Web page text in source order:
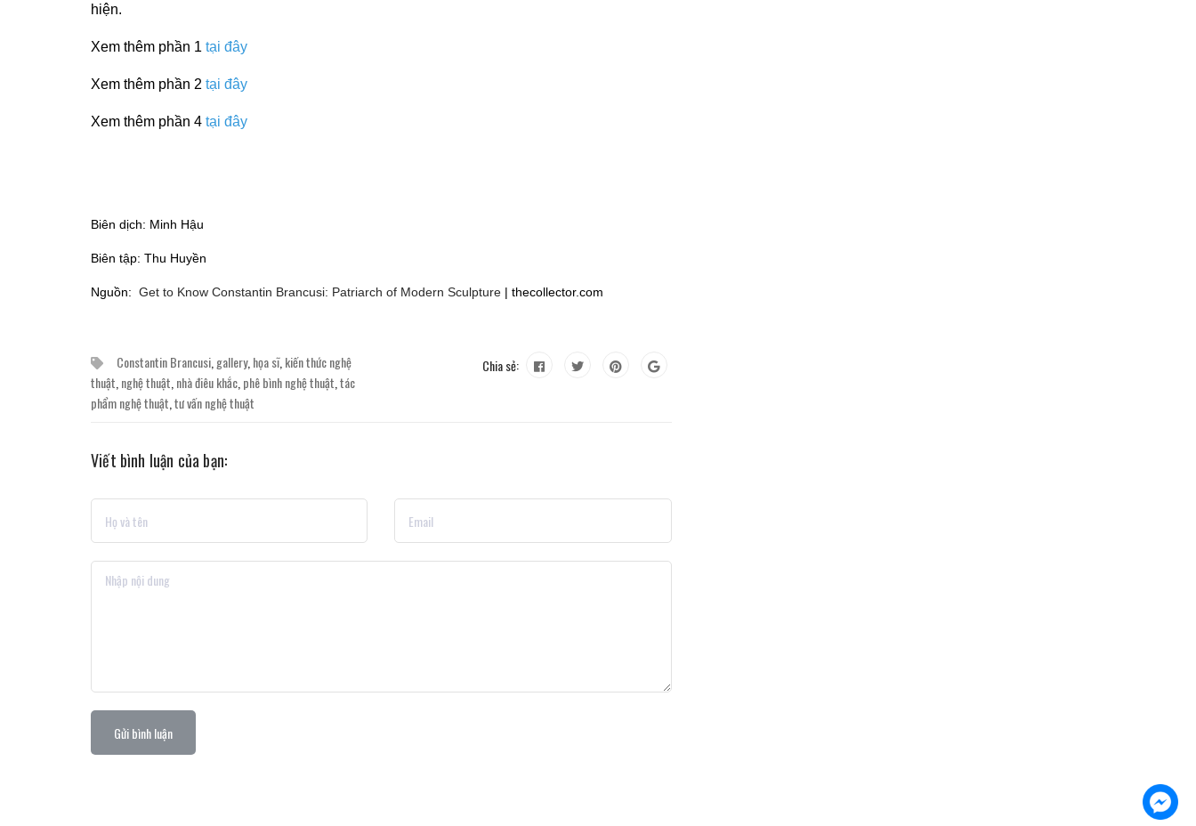
hiện.
Xem thêm phần 1 tại đây
Xem thêm phần 2 tại đây
Xem thêm phần 4 tại đây
Biên dịch: Minh Hậu
Biên tập: Thu Huyền
Nguồn: Get to Know Constantin Brancusi: Patriarch of Modern Sculpture | thecollector.com
Constantin Brancusi gallery, họa sĩ, kiến thức nghệ
thuật nghệ thuật nhà điêu khắc phê bình nghệ thuật tác
phẩm nghệ thuật tư vấn nghệ thuật
Chia sẻ:
Viết bình luận của bạn:
Gửi bình luận